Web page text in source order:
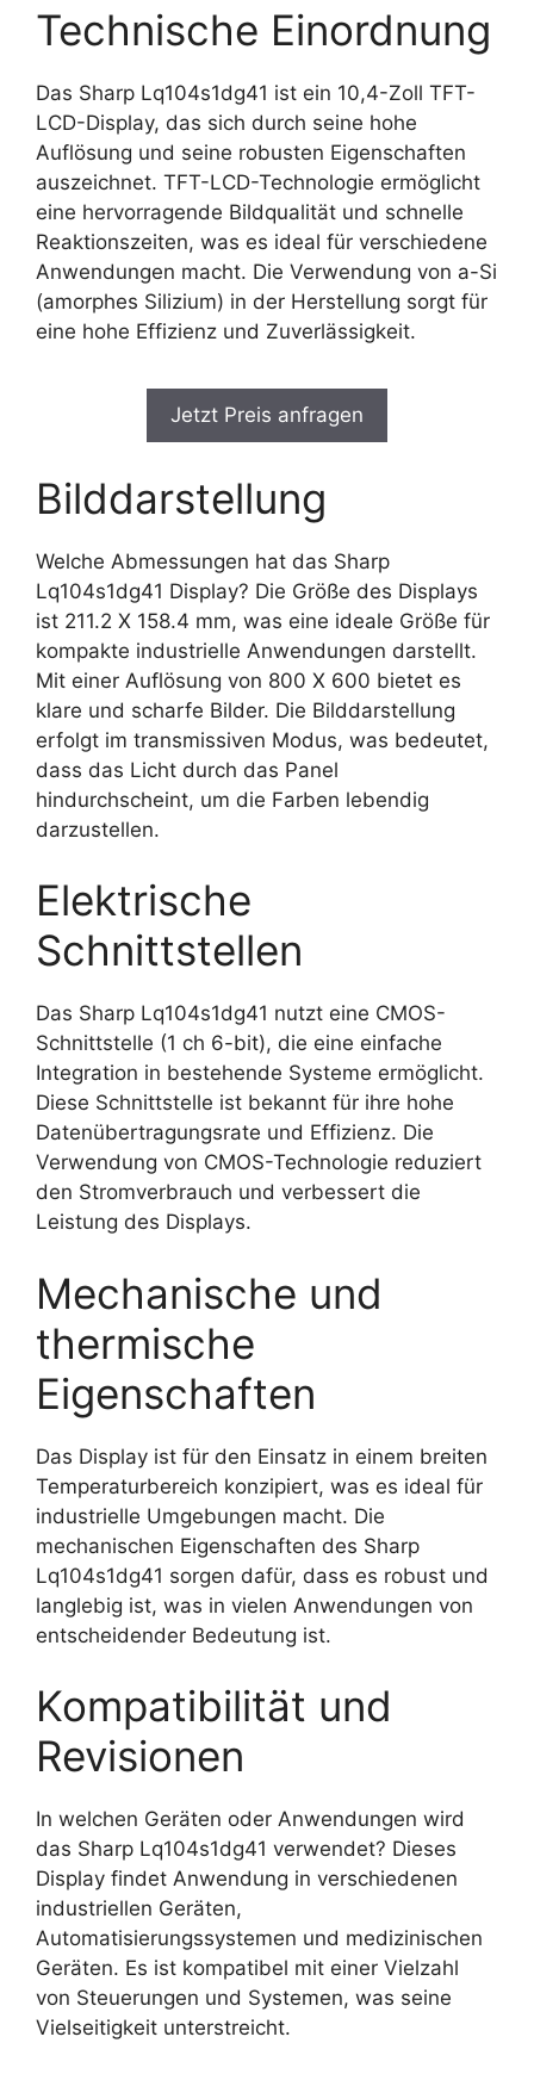
Technische Einordnung
Das Sharp Lq104s1dg41 ist ein 10,4-Zoll TFT-
LCD-Display, das sich durch seine hohe
Auflösung und seine robusten Eigenschaften
auszeichnet. TFT-LCD-Technologie ermöglicht
eine hervorragende Bildqualität und schnelle
Reaktionszeiten, was es ideal für verschiedene
Anwendungen macht. Die Verwendung von a-Si
(amorphes Silizium) in der Herstellung sorgt für
eine hohe Effizienz und Zuverlässigkeit.
Jetzt Preis anfragen
Bilddarstellung
Welche Abmessungen hat das Sharp
Lq104s1dg41 Display? Die Größe des Displays
ist 211.2 X 158.4 mm, was eine ideale Größe für
kompakte industrielle Anwendungen darstellt.
Mit einer Auflösung von 800 X 600 bietet es
klare und scharfe Bilder. Die Bilddarstellung
erfolgt im transmissiven Modus, was bedeutet,
dass das Licht durch das Panel
hindurchscheint, um die Farben lebendig
darzustellen.
Elektrische
Schnittstellen
Das Sharp Lq104s1dg41 nutzt eine CMOS-
Schnittstelle (1 ch 6-bit), die eine einfache
Integration in bestehende Systeme ermöglicht.
Diese Schnittstelle ist bekannt für ihre hohe
Datenübertragungsrate und Effizienz. Die
Verwendung von CMOS-Technologie reduziert
den Stromverbrauch und verbessert die
Leistung des Displays.
Mechanische und
thermische
Eigenschaften
Das Display ist für den Einsatz in einem breiten
Temperaturbereich konzipiert, was es ideal für
industrielle Umgebungen macht. Die
mechanischen Eigenschaften des Sharp
Lq104s1dg41 sorgen dafür, dass es robust und
langlebig ist, was in vielen Anwendungen von
entscheidender Bedeutung ist.
Kompatibilität und
Revisionen
In welchen Geräten oder Anwendungen wird
das Sharp Lq104s1dg41 verwendet? Dieses
Display findet Anwendung in verschiedenen
industriellen Geräten,
Automatisierungssystemen und medizinischen
Geräten. Es ist kompatibel mit einer Vielzahl
von Steuerungen und Systemen, was seine
Vielseitigkeit unterstreicht.